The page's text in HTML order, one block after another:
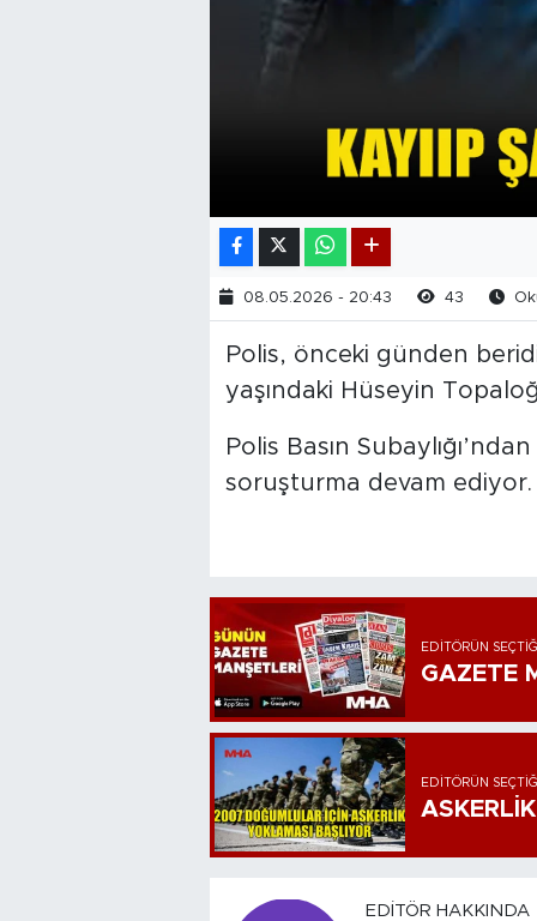
08.05.2026 - 20:43 43
Polis, önceki günden
yaşındaki Hüseyin
Polis Basın
soruşturma devam ediyor.
EDITÖRÜN SEÇTIĞI
GAZETE
EDITÖRÜN SEÇTIĞI
EDITÖR HAKKINDA